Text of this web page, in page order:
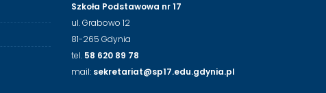
Szkoła Podstawowa nr 17
ul. Grabowo 12
81-265 Gdynia
tel. 58 620 89 78
mail: sekretariat@sp17.edu.gdynia.pl